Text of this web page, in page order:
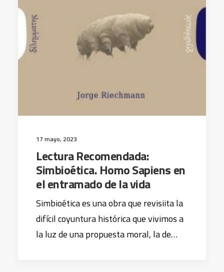
17 mayo, 2023
Lectura Recomendada:
Simbioética. Homo Sapiens en
el entramado de la vida
Simbioética es una obra que revisiita la
difícil coyuntura histórica que vivimos a
la luz de una propuesta moral, la de…